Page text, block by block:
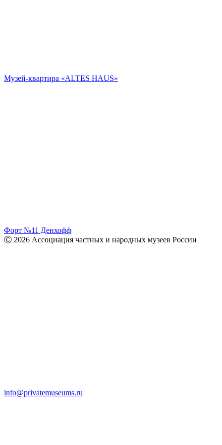
Музей-квартира «АLTES HAUS»
Форт №11 Денхофф
Ⓒ 2026 Ассоциация частных и народных музеев России
info@privatemuseums.ru